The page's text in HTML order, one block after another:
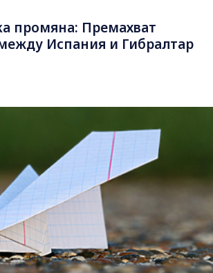
промяна: Премахват
Испания и Гибралтар